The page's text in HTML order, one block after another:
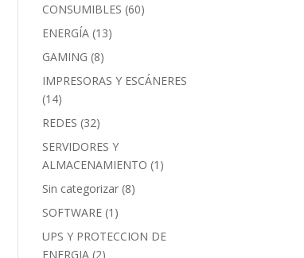
CONSUMIBLES (60)
ENERGÍA (13)
GAMING (8)
IMPRESORAS Y ESCÁNERES
(14)
REDES (32)
SERVIDORES Y
ALMACENAMIENTO (1)
Sin categorizar (8)
SOFTWARE (1)
UPS Y PROTECCION DE
ENERGIA (2)